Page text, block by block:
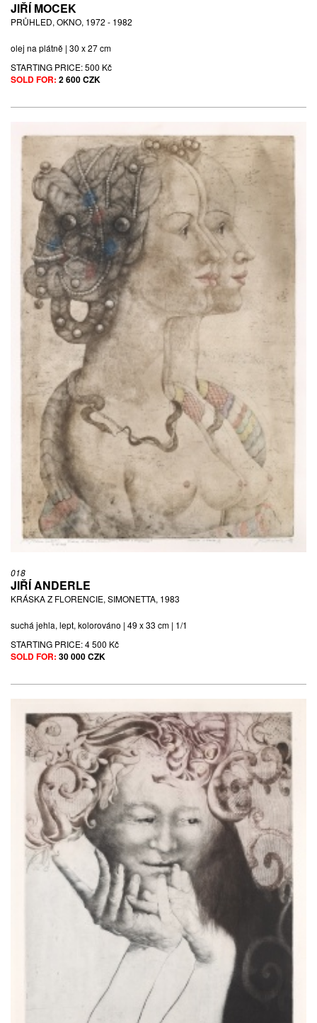
JIŘÍ MOCEK
PRŮHLED, OKNO, 1972 - 1982
olej na plátně | 30 x 27 cm
STARTING PRICE:500 Kč
SOLD FOR: 2 600 CZK
018
JIŘÍ ANDERLE
KRÁSKA Z FLORENCIE, SIMONETTA, 1983
suchá jehla, lept, kolorováno | 49 x 33 cm | 1/1
STARTING PRICE:4 500 Kč
SOLD FOR: 30 000 CZK